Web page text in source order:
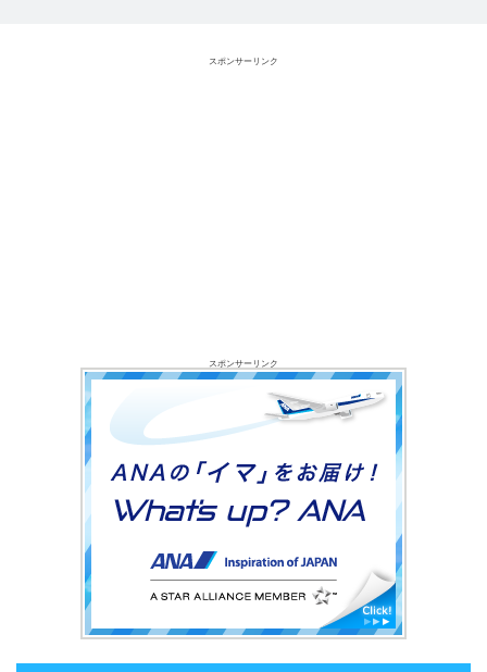
スポンサーリンク
スポンサーリンク